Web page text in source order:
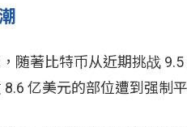
随著比特币从近期挑战
亿美元的部位遭到强制